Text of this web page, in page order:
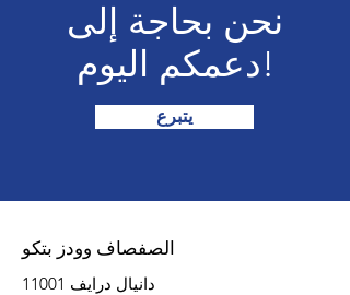
نحن بحاجة إلى
دعمكم اليوم!
يتبرع
الصفصاف وودز بتكو
11001 دانيال درايف